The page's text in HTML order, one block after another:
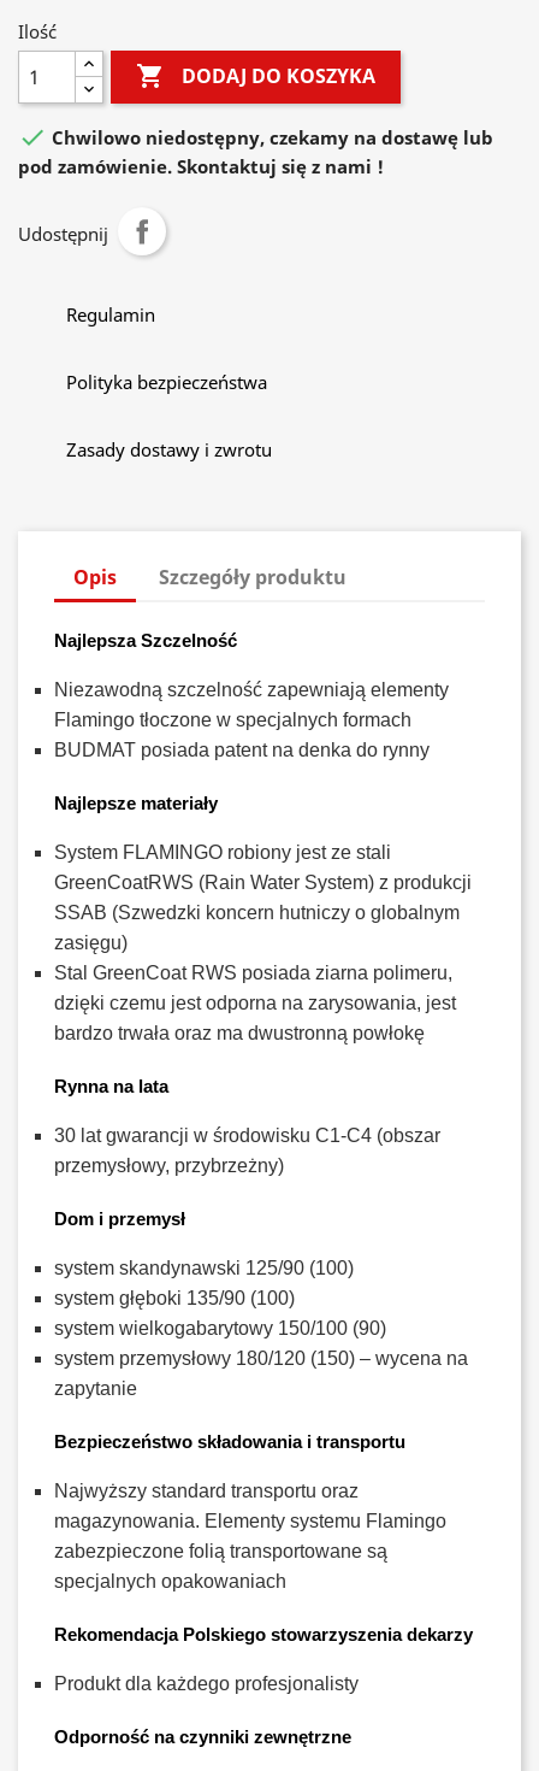
Ilość
 DODAJ DO KOSZYKA
 Chwilowo niedostępny, czekamy na dostawę lub
pod zamówienie. Skontaktuj się z nami !
Udostępnij
Regulamin
Polityka bezpieczeństwa
Zasady dostawy i zwrotu
Opis Szczegóły produktu
Najlepsza Szczelność
Niezawodną szczelność zapewniają elementy
Flamingo tłoczone w specjalnych formach
BUDMAT posiada patent na denka do rynny
Najlepsze materiały
System FLAMINGO robiony jest ze stali
GreenCoatRWS (Rain Water System) z produkcji
SSAB (Szwedzki koncern hutniczy o globalnym
zasięgu)
Stal GreenCoat RWS posiada ziarna polimeru,
dzięki czemu jest odporna na zarysowania, jest
bardzo trwała oraz ma dwustronną powłokę
Rynna na lata
30 lat gwarancji w środowisku C1-C4 (obszar
przemysłowy, przybrzeżny)
Dom i przemysł
system skandynawski 125/90 (100)
system głęboki 135/90 (100)
system wielkogabarytowy 150/100 (90)
system przemysłowy 180/120 (150) – wycena na
zapytanie
Bezpieczeństwo składowania i transportu
Najwyższy standard transportu oraz
magazynowania. Elementy systemu Flamingo
zabezpieczone folią transportowane są
specjalnych opakowaniach
Rekomendacja Polskiego stowarzyszenia dekarzy
Produkt dla każdego profesjonalisty
Odporność na czynniki zewnętrzne